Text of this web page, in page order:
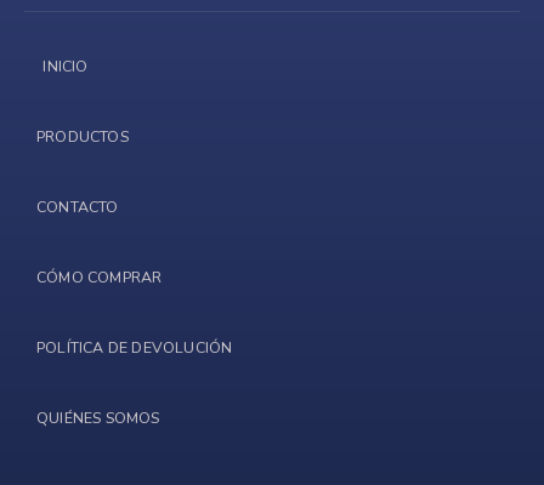
INICIO
PRODUCTOS
CONTACTO
CÓMO COMPRAR
POLÍTICA DE DEVOLUCIÓN
QUIÉNES SOMOS